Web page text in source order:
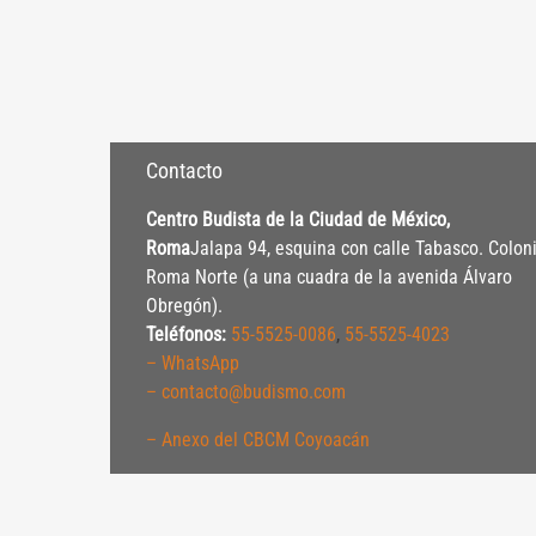
Contacto
Centro Budista de la Ciudad de México,
RomaJalapa 94, esquina con calle Tabasco.
Roma Norte (a una cuadra de la avenida Álvaro
Obregón).
Teléfonos: 55-5525-0086, 55-5525-4023
– WhatsApp
– contacto@budismo.com
– Anexo del CBCM Coyoacán